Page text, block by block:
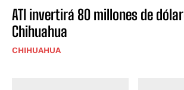
ATI invertirá 80 millones de
Chihuahua
CHIHUAHUA